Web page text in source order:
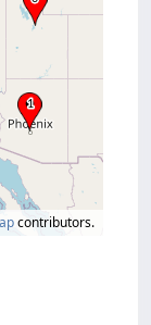
contributors.